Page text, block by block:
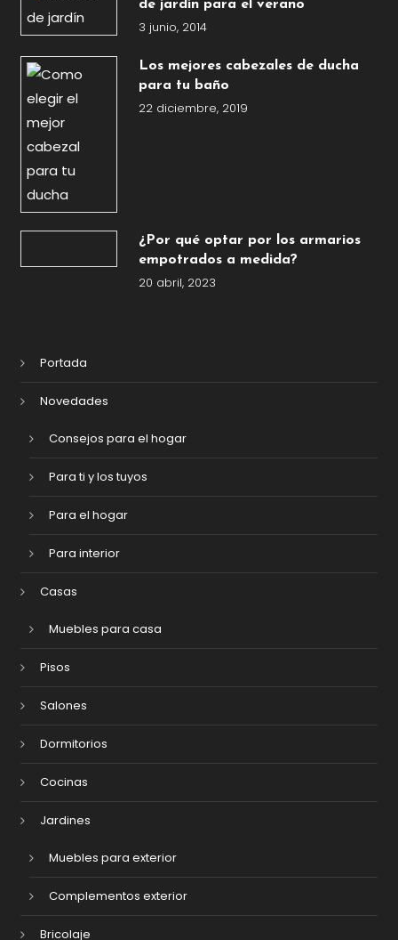
de jardín para el verano
3 junio, 2014
Los mejores cabezales de ducha
para tu baño
22 diciembre, 2019
¿Por qué optar por los armarios
empotrados a medida?
20 abril, 2023
Portada
Novedades
Consejos para el hogar
Para ti y los tuyos
Para el hogar
Para interior
Casas
Muebles para casa
Pisos
Salones
Dormitorios
Cocinas
Jardines
Muebles para exterior
Complementos exterior
Bricolaje